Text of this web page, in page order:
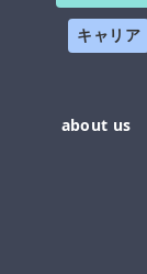
キャリア
about us